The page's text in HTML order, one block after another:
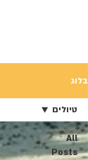
בלוג
All
Posts
טיולים